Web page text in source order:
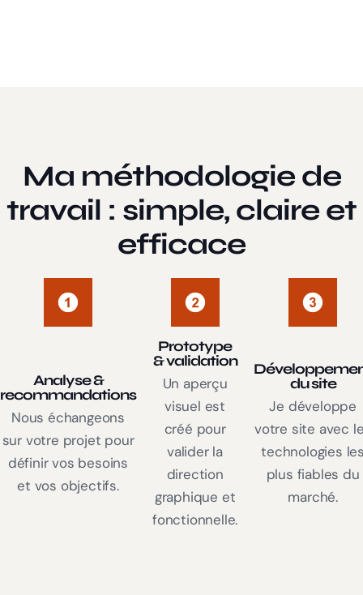
Ma méthodologie de
travail : simple, claire et
efficace
Analyse &
recommandations
Nous échangeons
sur votre projet pour
définir vos besoins
et vos objectifs.
Prototype
& validation
Un aperçu
visuel est
créé pour
valider la
direction
graphique et
fonctionnelle.
du site
Je développe
votre site avec
technologies
plus fiables du
marché.